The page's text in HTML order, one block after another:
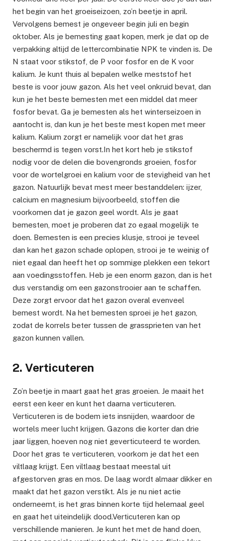
het begin van het groeiseizoen, zo’n beetje in april.
Vervolgens bemest je ongeveer begin juli en begin
oktober. Als je bemesting gaat kopen, merk je dat op de
verpakking altijd de lettercombinatie NPK te vinden is. De
N staat voor stikstof, de P voor fosfor en de K voor
kalium. Je kunt thuis al bepalen welke meststof het
beste is voor jouw gazon. Als het veel onkruid bevat, dan
kun je het beste bemesten met een middel dat meer
fosfor bevat. Ga je bemesten als het winterseizoen in
aantocht is, dan kun je het beste mest kopen met meer
kalium. Kalium zorgt er namelijk voor dat het gras
beschermd is tegen vorst.In het kort heb je stikstof
nodig voor de delen die bovengronds groeien, fosfor
voor de wortelgroei en kalium voor de stevigheid van het
gazon. Natuurlijk bevat mest meer bestanddelen: ijzer,
calcium en magnesium bijvoorbeeld, stoffen die
voorkomen dat je gazon geel wordt. Als je gaat
bemesten, moet je proberen dat zo egaal mogelijk te
doen. Bemesten is een precies klusje, strooi je teveel
dan kan het gazon schade oplopen, strooi je te weinig of
niet egaal dan heeft het op sommige plekken een tekort
aan voedingsstoffen. Heb je een enorm gazon, dan is het
dus verstandig om een gazonstrooier aan te schaffen.
Deze zorgt ervoor dat het gazon overal evenveel
bemest wordt. Na het bemesten sproei je het gazon,
zodat de korrels beter tussen de grassprieten van het
gazon kunnen vallen.
2. Verticuteren
Zo’n beetje in maart gaat het gras groeien. Je maait het
eerst een keer en kunt het daarna verticuteren.
Verticuteren is de bodem iets insnijden, waardoor de
wortels meer lucht krijgen. Gazons die korter dan drie
jaar liggen, hoeven nog niet geverticuteerd te worden.
Door het gras te verticuteren, voorkom je dat het een
viltlaag krijgt. Een viltlaag bestaat meestal uit
afgestorven gras en mos. De laag wordt almaar dikker en
maakt dat het gazon verstikt. Als je nu niet actie
onderneemt, is het gras binnen korte tijd helemaal geel
en gaat het uiteindelijk dood.Verticuteren kan op
verschillende manieren. Je kunt het met de hand doen,